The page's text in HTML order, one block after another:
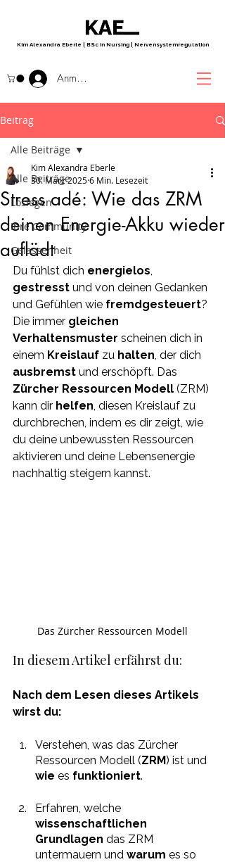
Kim Alexandra Eberle | BSc in Nursing | Nervensystemregulation
Anmelden
Beitrag
Alle Beiträge
Loslegen
Ihre Community
Gelassenheit
Alle Beiträge
Stress adé: Wie das ZRM
deinen Energie-Akku wieder
auflädt
Kim Alexandra Eberle
30. März 20256 Min. Lesezeit
Du fühlst dich energielos,
gestresst und von deinen Gedanken
und Gefühlen wie fremdgesteuert?
Die immer gleichen
Verhaltensmuster scheinen dich in
einem Kreislauf zu halten, der dich
ausbremst und erschöpft. Das
Zürcher Ressourcen Modell (ZRM)
kann dir helfen, diesen Kreislauf zu
durchbrechen, indem es dir zeigt, wie
du deine unbewussten Ressourcen
aktivieren und deine Lebensenergie
nachhaltig steigern kannst.
Das Zürcher Ressourcen Modell
In diesem Artikel erfährst du:
Nach dem Lesen dieses Artikels
wirst du:
Verstehen, was das Zürcher
Ressourcen Modell (ZRM) ist und
wie es funktioniert.
Erfahren, welche
wissenschaftlichen
Grundlagen das ZRM
untermauern und warum es so